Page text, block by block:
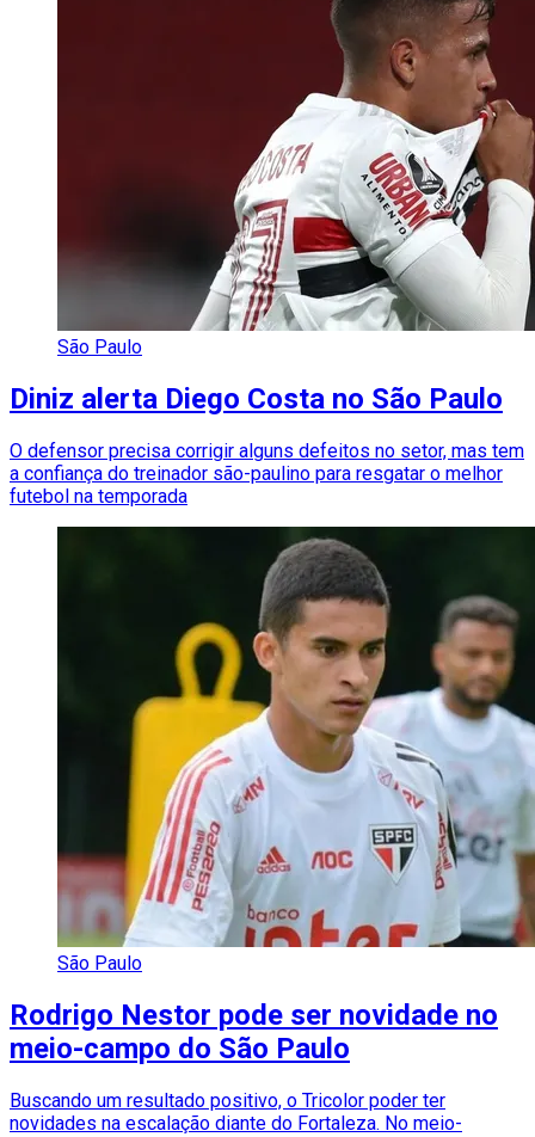
São Paulo
Diniz alerta Diego Costa no São Paulo
O defensor precisa corrigir alguns defeitos no setor, mas tem
a confiança do treinador são-paulino para resgatar o melhor
futebol na temporada
São Paulo
Rodrigo Nestor pode ser novidade no
meio-campo do São Paulo
Buscando um resultado positivo, o Tricolor poder ter
novidades na escalação diante do Fortaleza. No meio-